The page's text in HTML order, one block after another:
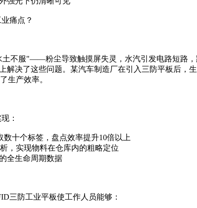
痛点？
不服"——粉尘导致触摸屏失灵，水汽引发电路短路
解决了这些问题。某汽车制造厂在引入三防平板后，
生产效率。
：
十个标签，盘点效率提升10倍以上
，实现物料在仓库内的粗略定位
全生命周期数据
三防工业平板‌使工作人员能够：